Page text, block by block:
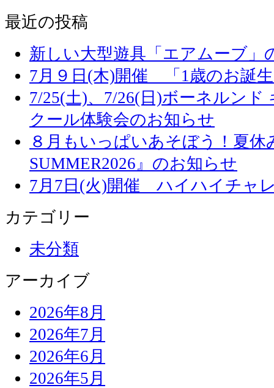
最近の投稿
新しい大型遊具「エアムーブ」
7月９日(木)開催 「1歳のお誕
7/25(土)、7/26(日)ボーネルン
クール体験会のお知らせ
８月もいっぱいあそぼう！夏
SUMMER2026』のお知らせ
7月7日(火)開催 ハイハイチャ
カテゴリー
未分類
アーカイブ
2026年8月
2026年7月
2026年6月
2026年5月